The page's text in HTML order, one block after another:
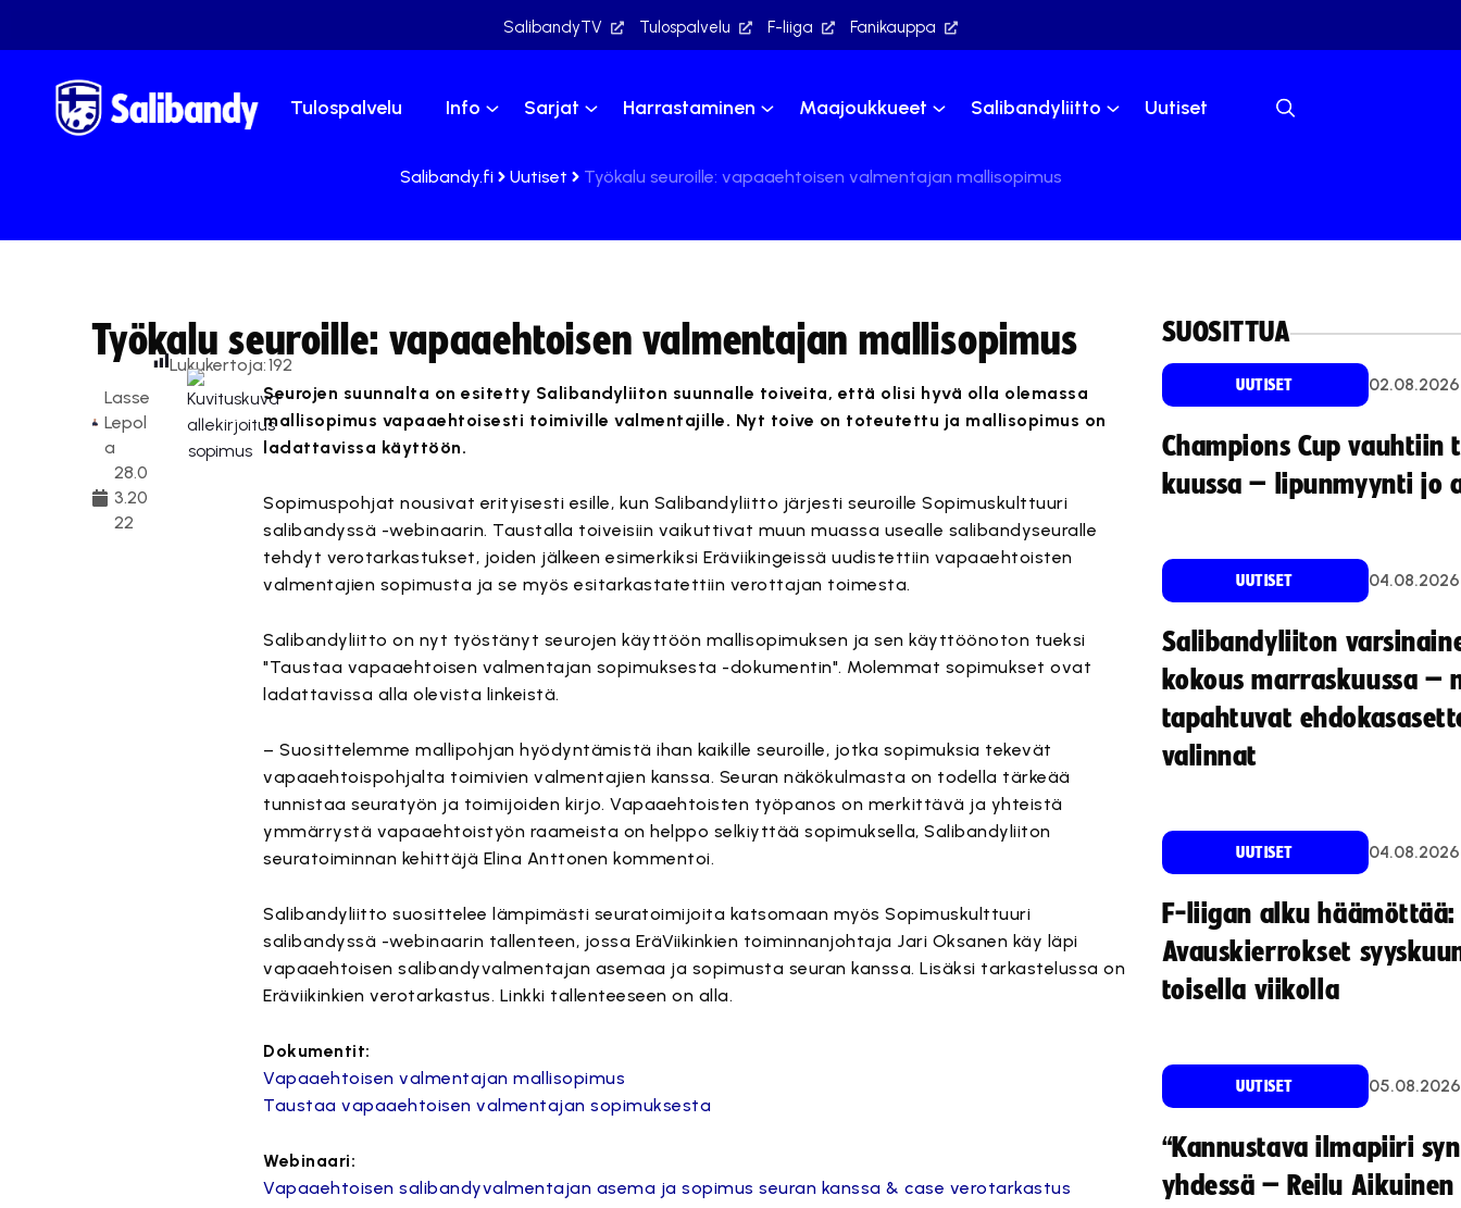
SalibandyTV Tulospalvelu F-liiga Fanikauppa
Tulospalvelu Info Sarjat Harrastaminen Maajoukkueet Salibandyliitto Uutiset
Salibandy.fi Uutiset Työkalu seuroille: vapaaehtoisen valmentajan mallisopimus
Työkalu seuroille: vapaaehtoisen valmentajan mallisopimus
Lasse
Lepol
a
28.0
3.20
22
Lukukertoja:192
Seurojen suunnalta on esitetty Salibandyliiton suunnalle toiveita, että olisi hyvä olla olemassa
mallisopimus vapaaehtoisesti toimiville valmentajille. Nyt toive on toteutettu ja mallisopimus on
ladattavissa käyttöön.
Sopimuspohjat nousivat erityisesti esille, kun Salibandyliitto järjesti seuroille Sopimuskulttuuri
salibandyssä -webinaarin. Taustalla toiveisiin vaikuttivat muun muassa usealle salibandyseuralle
tehdyt verotarkastukset, joiden jälkeen esimerkiksi Eräviikingeissä uudistettiin vapaaehtoisten
valmentajien sopimusta ja se myös esitarkastatettiin verottajan toimesta.
Salibandyliitto on nyt työstänyt seurojen käyttöön mallisopimuksen ja sen käyttöönoton tueksi
"Taustaa vapaaehtoisen valmentajan sopimuksesta -dokumentin". Molemmat sopimukset ovat
ladattavissa alla olevista linkeistä.
– Suosittelemme mallipohjan hyödyntämistä ihan kaikille seuroille, jotka sopimuksia tekevät
vapaaehtoispohjalta toimivien valmentajien kanssa. Seuran näkökulmasta on todella tärkeää
tunnistaa seuratyön ja toimijoiden kirjo. Vapaaehtoisten työpanos on merkittävä ja yhteistä
ymmärrystä vapaaehtoistyön raameista on helppo selkiyttää sopimuksella, Salibandyliiton
seuratoiminnan kehittäjä Elina Anttonen kommentoi.
Salibandyliitto suosittelee lämpimästi seuratoimijoita katsomaan myös Sopimuskulttuuri
salibandyssä -webinaarin tallenteen, jossa EräViikinkien toiminnanjohtaja Jari Oksanen käy läpi
vapaaehtoisen salibandyvalmentajan asemaa ja sopimusta seuran kanssa. Lisäksi tarkastelussa on
Eräviikinkien verotarkastus. Linkki tallenteeseen on alla.
Dokumentit:
Vapaaehtoisen valmentajan mallisopimus
Taustaa vapaaehtoisen valmentajan sopimuksesta
Webinaari:
Vapaaehtoisen salibandyvalmentajan asema ja sopimus seuran kanssa & case verotarkastus
SUOSITTUA
UUTISET 02.08.2026
Champions Cup vauhtiin
kuussa – lipunmyynti jo
UUTISET 04.08.2026
Salibandyliiton
kokous marraskuussa –
tapahtuvat
valinnat
UUTISET 04.08.2026
F-liigan alku häämöttää:
Avauskierrokset
toisella viikolla
UUTISET 05.08.2026
“Kannustava ilmapiiri
yhdessä – Reilu